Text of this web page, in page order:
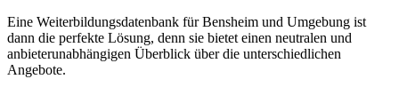
Eine Weiterbildungsdatenbank für Bensheim und Umgebung ist
dann die perfekte Lösung, denn sie bietet einen neutralen und
anbieterunabhängigen Überblick über die unterschiedlichen
Angebote.